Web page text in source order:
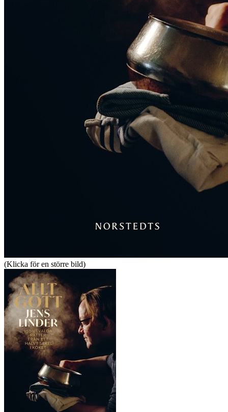
(Klicka för en större bild)